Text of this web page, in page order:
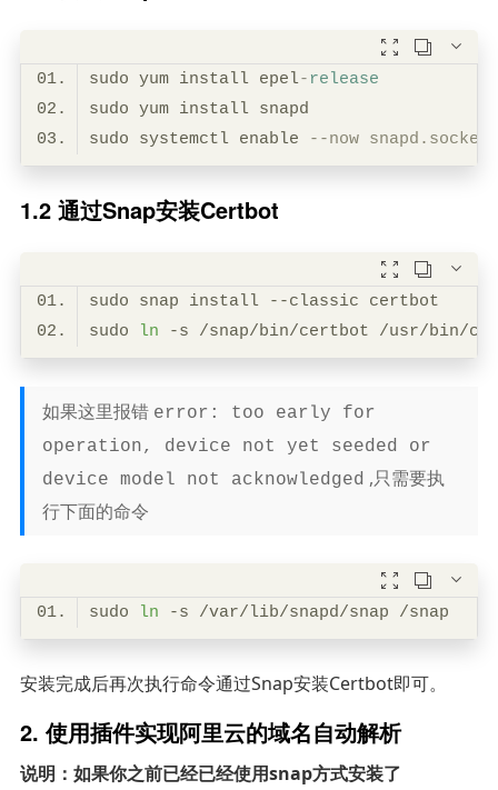
sudo yum install epel- release
sudo systemctl enable
--now snapd.socket
  
1.2 通过Snap安装Certbot
sudo
ln
  
如果这里报错 error: too early for
operation, device not yet seeded or
device model not acknowledged ,只需要执
行下面的命令
sudo ln
  
安装完成后再次执行命令通过Snap安装Certbot即可。
2. 使用插件实现阿里云的域名自动解析
说明：如果你之前已经已经使用snap方式安装了